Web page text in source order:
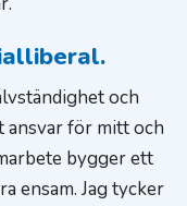
och
ansvar för mitt och
bygger ett
ensam. Jag tycker